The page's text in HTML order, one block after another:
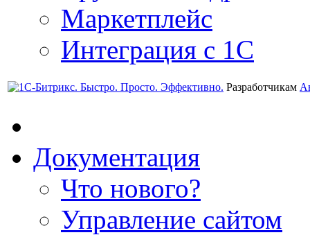
Маркетплейс
Интеграция с 1С
Разработчикам
Документация
Что нового?
Управление сайтом